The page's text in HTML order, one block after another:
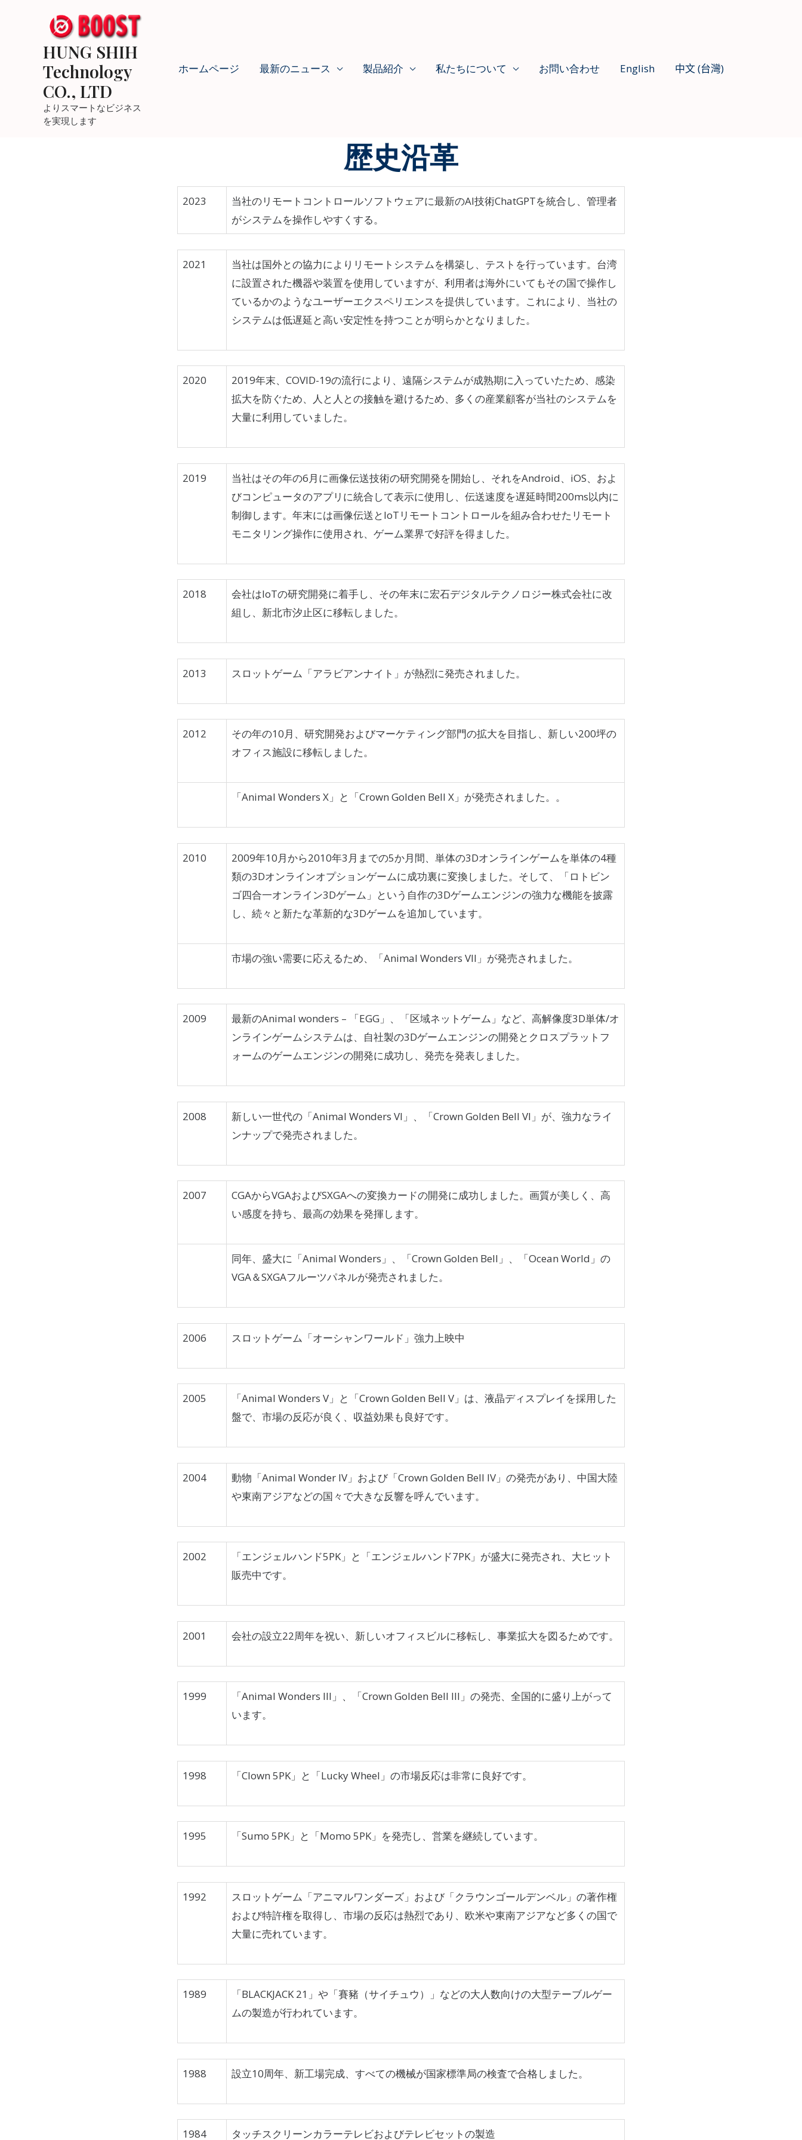
HUNG SHIH
Technology
CO., LTD
よりスマートなビジネス
を実現します
ホームページ 最新のニュース 製品紹介 私たちについて お問い合わせ English 中文 (台灣)
歴史沿革
2023
当社のリモートコントロールソフトウェアに最新のAI技術ChatGPTを統合し、管理者
がシステムを操作しやすくする。
2021
当社は国外との協力によりリモートシステムを構築し、テストを行っています。台湾
に設置された機器や装置を使用していますが、利用者は海外にいてもその国で操作し
ているかのようなユーザーエクスペリエンスを提供しています。これにより、当社の
システムは低遅延と高い安定性を持つことが明らかとなりました。
2020
2019年末、COVID-19の流行により、遠隔システムが成熟期に入っていたため、感染
拡大を防ぐため、人と人との接触を避けるため、多くの産業顧客が当社のシステムを
大量に利用していました。
2019
当社はその年の6月に画像伝送技術の研究開発を開始し、それをAndroid、iOS、およ
びコンピュータのアプリに統合して表示に使用し、伝送速度を遅延時間200ms以内に
制御します。年末には画像伝送とIoTリモートコントロールを組み合わせたリモート
モニタリング操作に使用され、ゲーム業界で好評を得ました。
2018
会社はIoTの研究開発に着手し、その年末に宏石デジタルテクノロジー株式会社に改
組し、新北市汐止区に移転しました。
2013 スロットゲーム「アラビアンナイト」が熱烈に発売されました。
2012
その年の10月、研究開発およびマーケティング部門の拡大を目指し、新しい200坪の
オフィス施設に移転しました。
「Animal Wonders X」と「Crown Golden Bell X」が発売されました。。
2010
2009年10月から2010年3月までの5か月間、単体の3Dオンラインゲームを単体の4種
類の3Dオンラインオプションゲームに成功裏に変換しました。そして、「ロトビン
ゴ四合一オンライン3Dゲーム」という自作の3Dゲームエンジンの強力な機能を披露
し、続々と新たな革新的な3Dゲームを追加しています。
市場の強い需要に応えるため、「Animal Wonders VII」が発売されました。
2009
最新のAnimal wonders – 「EGG」、「区域ネットゲーム」など、高解像度3D単体/オ
ンラインゲームシステムは、自社製の3Dゲームエンジンの開発とクロスプラットフ
ォームのゲームエンジンの開発に成功し、発売を発表しました。
2008
新しい一世代の「Animal Wonders VI」、「Crown Golden Bell VI」が、強力なライ
ンナップで発売されました。
2007
CGAからVGAおよびSXGAへの変換カードの開発に成功しました。画質が美しく、高
い感度を持ち、最高の効果を発揮します。
同年、盛大に「Animal Wonders」、「Crown Golden Bell」、「Ocean World」の
VGA＆SXGAフルーツパネルが発売されました。
2006 スロットゲーム「オーシャンワールド」強力上映中
2005
「Animal Wonders V」と「Crown Golden Bell V」は、液晶ディスプレイを採用した
盤で、市場の反応が良く、収益効果も良好です。
2004
動物「Animal Wonder IV」および「Crown Golden Bell IV」の発売があり、中国大陸
や東南アジアなどの国々で大きな反響を呼んでいます。
2002
「エンジェルハンド5PK」と「エンジェルハンド7PK」が盛大に発売され、大ヒット
販売中です。
2001 会社の設立22周年を祝い、新しいオフィスビルに移転し、事業拡大を図るためです。
1999
「Animal Wonders III」、「Crown Golden Bell III」の発売、全国的に盛り上がって
います。
1998 「Clown 5PK」と「Lucky Wheel」の市場反応は非常に良好です。
1995 「Sumo 5PK」と「Momo 5PK」を発売し、営業を継続しています。
1992
スロットゲーム「アニマルワンダーズ」および「クラウンゴールデンベル」の著作権
および特許権を取得し、市場の反応は熱烈であり、欧米や東南アジアなど多くの国で
大量に売れています。
1989
「BLACKJACK 21」や「賽豬（サイチュウ）」などの大人数向けの大型テーブルゲー
ムの製造が行われています。
1988 設立10周年、新工場完成、すべての機械が国家標準局の検査で合格しました。
1984 タッチスクリーンカラーテレビおよびテレビセットの製造